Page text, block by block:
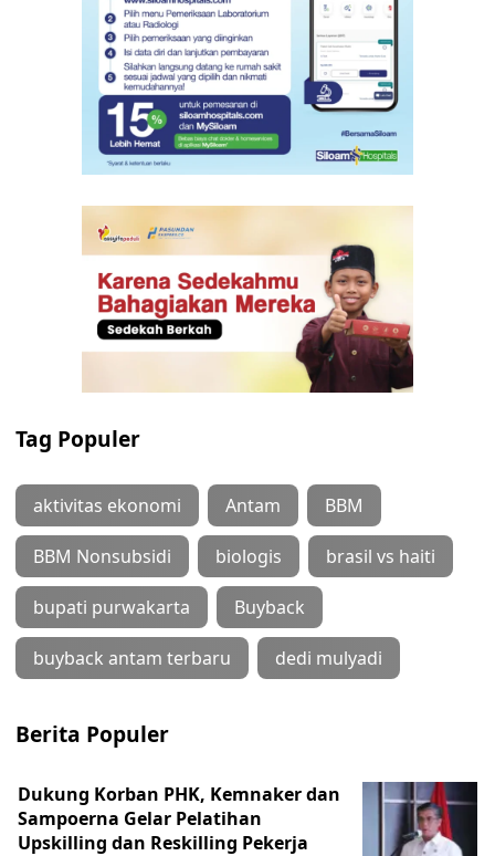
Tag Populer
aktivitas ekonomi Antam BBM
BBM Nonsubsidi biologis brasil vs haiti
bupati purwakarta Buyback
buyback antam terbaru dedi mulyadi
Berita Populer
Dukung Korban PHK, Kemnaker dan
Sampoerna Gelar Pelatihan
Upskilling dan Reskilling Pekerja